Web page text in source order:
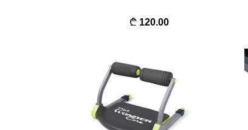
120.00